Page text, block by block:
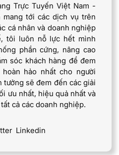
Trực Tuyến Việt Nam -
mang tới các dịch vụ trên
cá nhân và doanh nghiệp
tôi luôn nỗ lực hết mình
phần cứng, nâng cao
sóc khách hàng để đem
hảo nhất cho người
tưởng sẽ đem đến các giải
ưu nhất, hiệu quả nhất và
cả các doanh nghiệp.
Linkedin